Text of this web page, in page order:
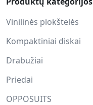
Vinilinės plokštelės
Kompaktiniai diskai
Drabužiai
Priedai
OPPOSUITS